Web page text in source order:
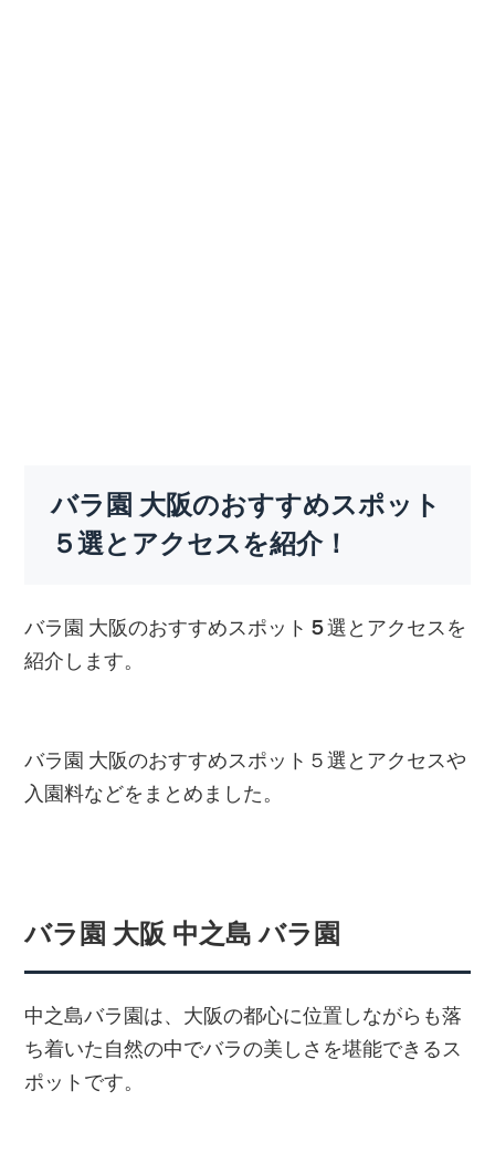
バラ園 大阪のおすすめスポット
５選とアクセスを紹介！
バラ園 大阪のおすすめスポット ５選とアクセスを
紹介します。
バラ園 大阪のおすすめスポット５選とアクセスや
入園料などをまとめました。
バラ園 大阪 中之島 バラ園
中之島バラ園は、大阪の都心に位置しながらも落
ち着いた自然の中でバラの美しさを堪能できるス
ポットです。